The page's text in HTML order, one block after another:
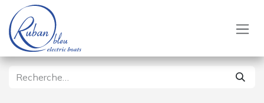
Se rendre au contenu